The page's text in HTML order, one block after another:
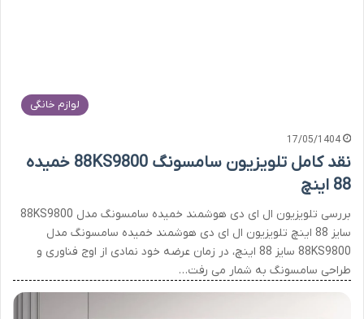
لوازم خانگی
17/05/1404
نقد کامل تلویزیون سامسونگ 88KS9800 خمیده
88 اینچ
بررسی تلویزیون ال ای دی هوشمند خمیده سامسونگ مدل 88KS9800
سایز 88 اینچ تلویزیون ال ای دی هوشمند خمیده سامسونگ مدل
88KS9800 سایز 88 اینچ، در زمان عرضه خود نمادی از اوج فناوری و
طراحی سامسونگ به شمار می رفت…